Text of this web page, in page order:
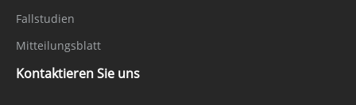
Fallstudien
Mitteilungsblatt
Kontaktieren Sie uns